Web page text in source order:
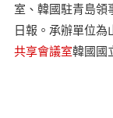
室、韓國駐青島領
日報。承辦單位為
共享會議室韓國國